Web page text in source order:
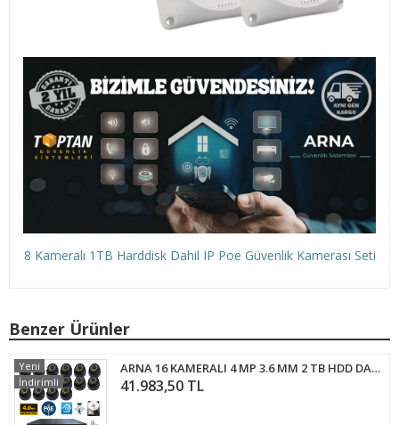
8 Kameralı 1TB Harddisk Dahil IP Poe Güvenlik Kamerası Seti
Benzer Ürünler
ARNA 16 KAMERALI 4 MP 3.6 MM 2 TB HDD DAHİL İÇ MEKAN IP GÜVENLİK SETİ - 41621914
41.983,50 TL
Yeni
İndirimli